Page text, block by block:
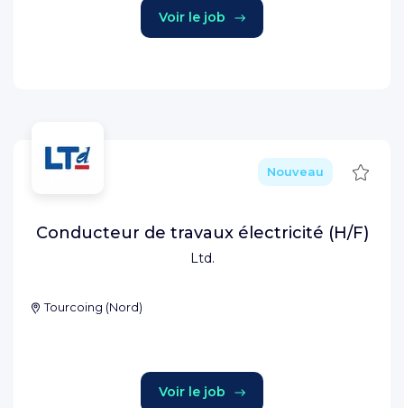
Voir le job
Ltd.
Nouveau
Conducteur de travaux électricité (H/F)
Tourcoing (Nord)
Voir le job